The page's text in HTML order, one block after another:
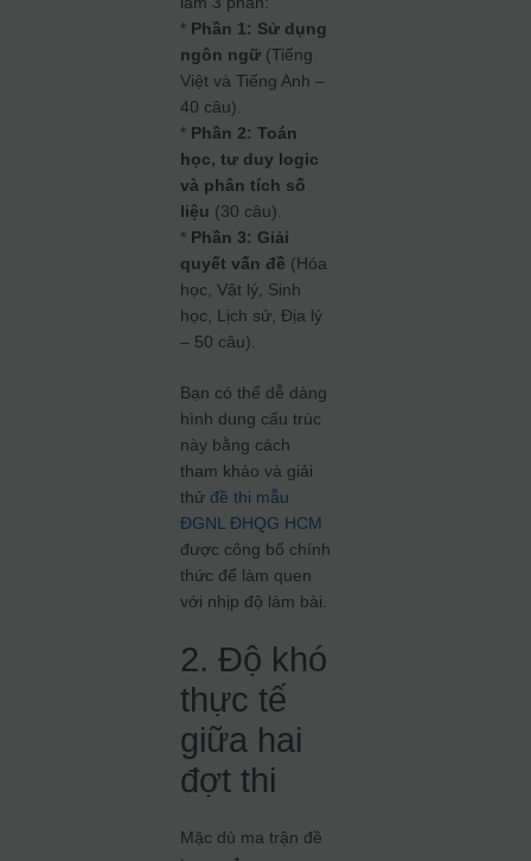
* Phần 1: Sử dụng
ngôn ngữ (Tiếng
Việt và Tiếng Anh –
40 câu).
* Phần 2: Toán
học, tư duy logic
và phân tích số
liệu (30 câu).
* Phần 3: Giải
quyết vấn đề (Hóa
học, Vật lý, Sinh
học, Lịch sử, Địa lý
– 50 câu).
Bạn có thể dễ dàng
hình dung cấu trúc
này bằng cách
tham khảo và giải
thửđề thi mẫu
ĐGNL ĐHQG HCM
được công bố chính
thức để làm quen
với nhịp độ làm bài.
2. Độ khó
thực tế
giữa hai
đợt thi
Mặc dù ma trận đề